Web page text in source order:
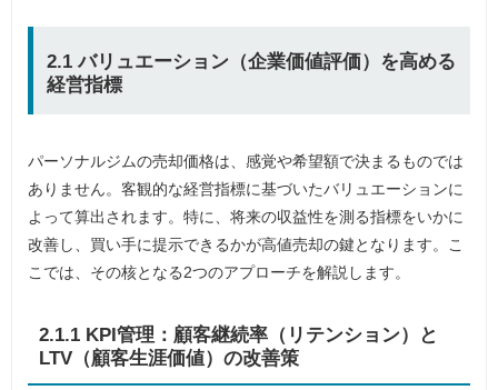
2.1 バリュエーション（企業価値評価）を高める
経営指標
パーソナルジムの売却価格は、感覚や希望額で決まるものでは
ありません。客観的な経営指標に基づいたバリュエーションに
よって算出されます。特に、将来の収益性を測る指標をいかに
改善し、買い手に提示できるかが高値売却の鍵となります。こ
こでは、その核となる2つのアプローチを解説します。
2.1.1 KPI管理：顧客継続率（リテンション）と
LTV（顧客生涯価値）の改善策